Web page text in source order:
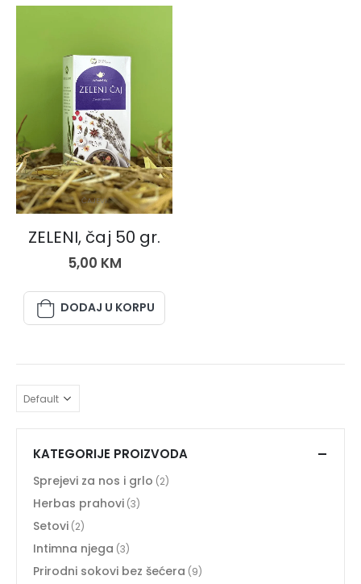
ČAJEVI
ZELENI, čaj 50 gr.
5,00 KM
DODAJ U KORPU
KATEGORIJE PROIZVODA
Sprejevi za nos i grlo (2)
Herbas prahovi (3)
Setovi (2)
Intimna njega (3)
Prirodni sokovi bez šećera (9)